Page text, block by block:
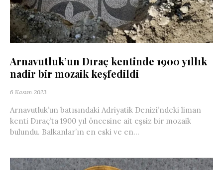
Arnavutluk’un Dıraç kentinde 1900 yıllık
nadir bir mozaik keşfedildi
6 Kasım 2023
Arnavutluk’un batısındaki Adriyatik Denizi’ndeki liman
kenti Dıraç’ta 1900 yıl öncesine ait eşsiz bir mozaik
bulundu. Balkanlar’ın en eski ve en...